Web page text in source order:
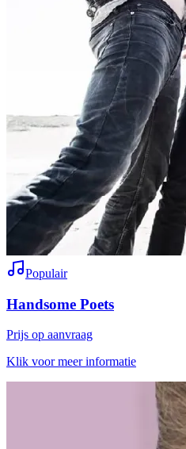
Populair
Handsome Poets
Prijs op aanvraag
Klik voor meer informatie